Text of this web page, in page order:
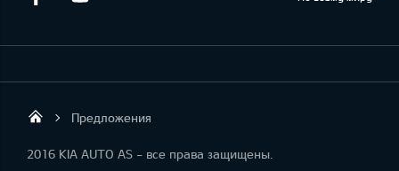
KIA AUTO AS
Предложения
2016 KIA AUTO AS - все права защищены.